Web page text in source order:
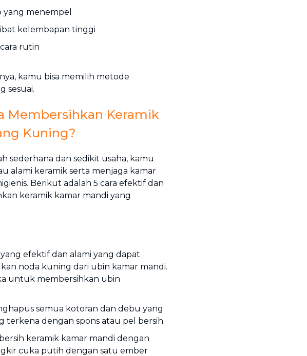
yang menempel
kelembapan tinggi
rutin
kamu bisa memilih metode
sesuai.
Membersihkan Keramik
Kuning?
sederhana dan sedikit usaha, kamu
alami keramik serta menjaga kamar
Berikut adalah 5 cara efektif dan
keramik kamar mandi yang
efektif dan alami yang dapat
noda kuning dari ubin kamar mandi.
untuk membersihkan ubin
semua kotoran dan debu yang
terkena dengan spons atau pel bersih.
keramik kamar mandi dengan
cuka putih dengan satu ember